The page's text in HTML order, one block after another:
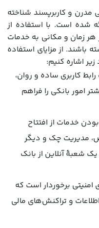
مدرن و کاربرپسند شناخته
شده است. با استفاده از
هر زمان و مکانی به خدمات
باشند. از مزایای استفاده
اشاره کنیم:
کاربری ساده و روان،
امور بانکی را فراهم
خدمات از افتتاح
مدیریت چک و دیگر
شعبۀ آنلاین از بانک
امنیتی برخوردار است که
و تراکنش‌های مالی